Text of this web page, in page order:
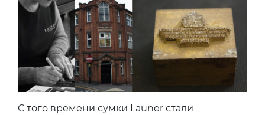
С того времени сумки Launer стали